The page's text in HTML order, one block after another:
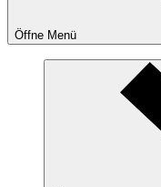
Öffne Menü